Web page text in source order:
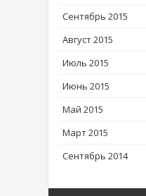
Сентябрь 2015
Август 2015
Июль 2015
Июнь 2015
Май 2015
Март 2015
Сентябрь 2014